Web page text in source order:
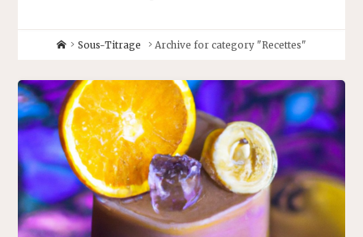
HomeSous-Titrage Archive for category "Recettes"